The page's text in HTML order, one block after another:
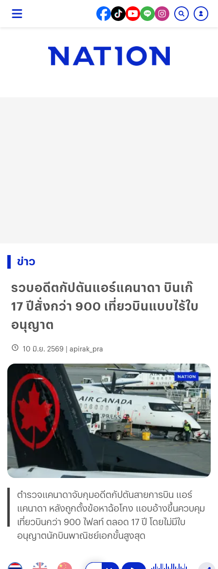
ข่าว
รวบอดีตกัปตันแอร์แคนาดา บินเก๊
17 ปีสั่งกว่า 900 เที่ยวบินแบบไร้ใบ
อนุญาต
10 มิ.ย. 2569 | apirak_pra
ตำรวจแคนาดาจับกุมอดีตกัปตันสายการบิน แอร์
แคนาดา หลังถูกตั้งข้อหาฉ้อโกง แอบอ้างขึ้นควบคุม
เที่ยวบินกว่า 900 ไฟลท์ ตลอด 17 ปี โดยไม่มีใบ
อนุญาตนักบินพาณิชย์เอกขั้นสูงสุด